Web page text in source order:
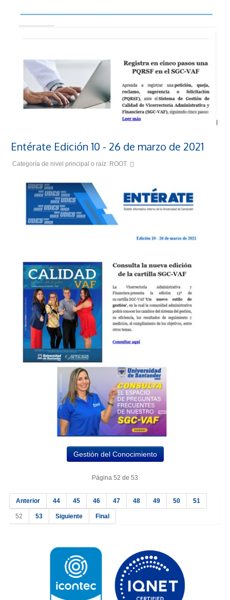
Entérate Edición 10 - 26 de marzo de 2021
Categoría de nivel principal o raíz: ROOT
Gestión del Conocimiento
Página 52 de 53
Anterior 44 45 46 47 48 49 50 51
52 53 Siguiente Final